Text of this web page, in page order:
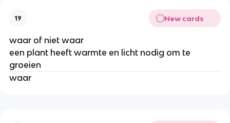
19 New cards
waar of niet waar
een plant heeft warmte en licht nodig om te
groeien
waar